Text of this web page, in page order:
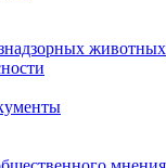
животных